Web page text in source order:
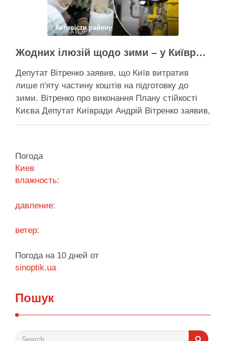
Активісти району
Жодних ілюзій щодо зими – у Київраді закидають, що КМДА виконала План стійкості на 20%
Депутат Вітренко заявив, що Київ витратив
лише п'яту частину коштів на підготовку до
зими. Вітренко про виконання Плану стійкості
Києва Депутат Київради Андрій Вітренко заявив,
що станом на 5 серпня столична влада
старту опалювального сезону …
Погода
Киев
влажность:
давление:
ветер:
Погода на 10 дней от
sinoptik.ua
Пошук